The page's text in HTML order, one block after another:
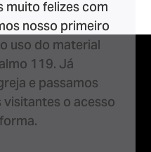
muito felizes com
nosso primeiro
uso do material
119. Já
e passamos
o acesso